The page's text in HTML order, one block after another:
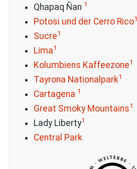
Qhapaq Ñan 1
Potosi und der Cerro Rico1
Sucre1
Lima1
Kolumbiens Kaffeezone1
Tayrona Nationalpark1
Cartagena 1
Great Smoky Mountains1
Lady Liberty1
Central Park